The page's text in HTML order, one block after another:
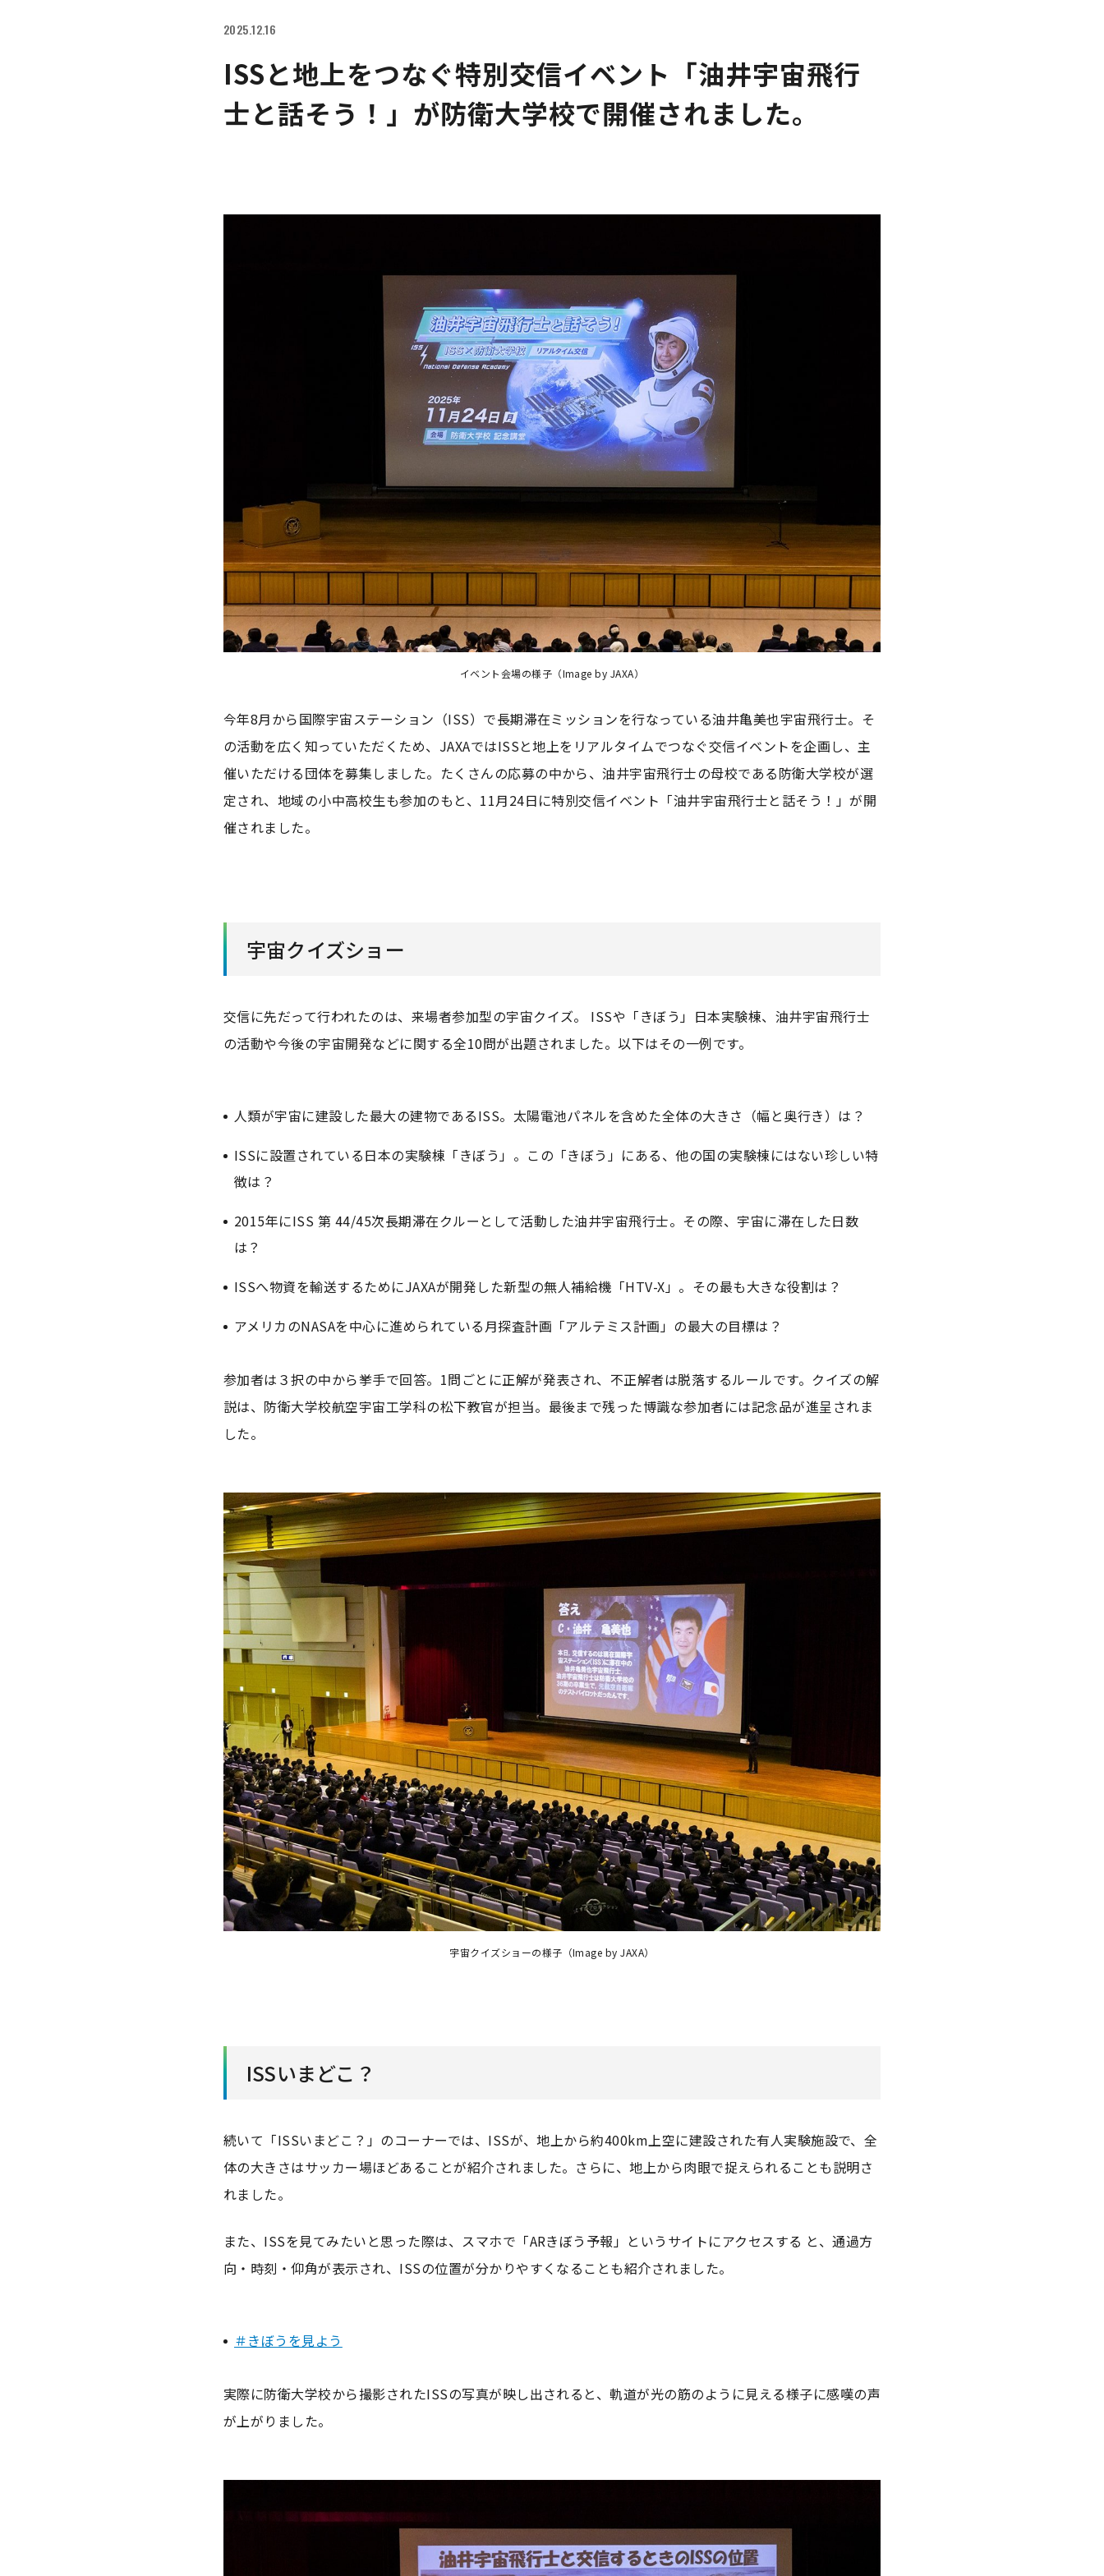
2025.12.16
ISSと地上をつなぐ特別交信イベント「油井宇宙飛行
士と話そう！」が防衛大学校で開催されました。
イベント会場の様子（Image by JAXA）
今年8月から国際宇宙ステーション（ISS）で長期滞在ミッションを行なっている油井亀美也宇宙飛行士。そ
の活動を広く知っていただくため、JAXAではISSと地上をリアルタイムでつなぐ交信イベントを企画し、主
催いただける団体を募集しました。たくさんの応募の中から、油井宇宙飛行士の母校である防衛大学校が選
定され、地域の小中高校生も参加のもと、11月24日に特別交信イベント「油井宇宙飛行士と話そう！」が開
催されました。
宇宙クイズショー
交信に先だって行われたのは、来場者参加型の宇宙クイズ。 ISSや「きぼう」日本実験棟、油井宇宙飛行士
の活動や今後の宇宙開発などに関する全10問が出題されました。以下はその一例です。
人類が宇宙に建設した最大の建物であるISS。太陽電池パネルを含めた全体の大きさ（幅と奥行き）は？
ISSに設置されている日本の実験棟「きぼう」。この「きぼう」にある、他の国の実験棟にはない珍しい特
徴は？
2015年にISS 第 44/45次長期滞在クルーとして活動した油井宇宙飛行士。その際、宇宙に滞在した日数
は？
ISSへ物資を輸送するためにJAXAが開発した新型の無人補給機「HTV-X」。その最も大きな役割は？
アメリカのNASAを中心に進められている月探査計画「アルテミス計画」の最大の目標は？
参加者は３択の中から挙手で回答。1問ごとに正解が発表され、不正解者は脱落するルールです。クイズの解
説は、防衛大学校航空宇宙工学科の松下教官が担当。最後まで残った博識な参加者には記念品が進呈されま
した。
宇宙クイズショーの様子（Image by JAXA）
ISSいまどこ？
続いて「ISSいまどこ？」のコーナーでは、ISSが、地上から約400km上空に建設された有人実験施設で、全
体の大きさはサッカー場ほどあることが紹介されました。さらに、地上から肉眼で捉えられることも説明さ
れました。
また、ISSを見てみたいと思った際は、スマホで「ARきぼう予報」というサイトにアクセスする と、通過方
向・時刻・仰角が表示され、ISSの位置が分かりやすくなることも紹介されました。
＃きぼうを見よう
実際に防衛大学校から撮影されたISSの写真が映し出されると、軌道が光の筋のように見える様子に感嘆の声
が上がりました。